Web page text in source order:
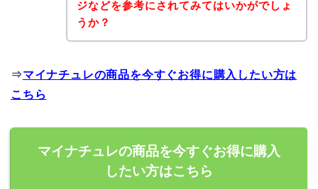
ジなどを参考にされてみてはいかがでしょ
うか？
⇒マイナチュレの商品を今すぐお得に購入したい方は
こちら
マイナチュレの商品を今すぐお得に購入
したい方はこちら